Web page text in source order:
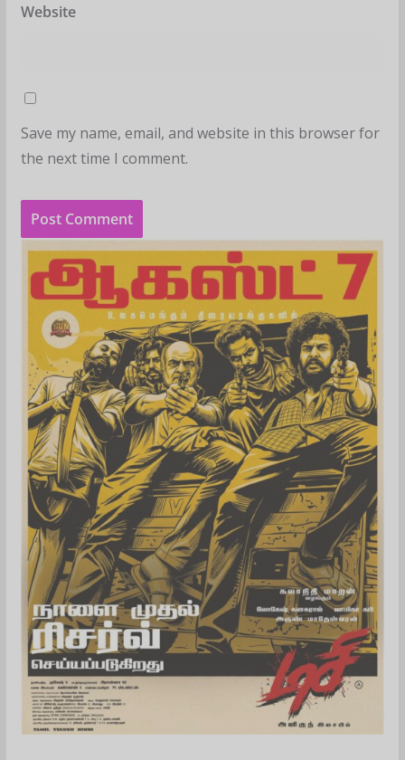
Website
Save my name, email, and website in this browser for
the next time I comment.